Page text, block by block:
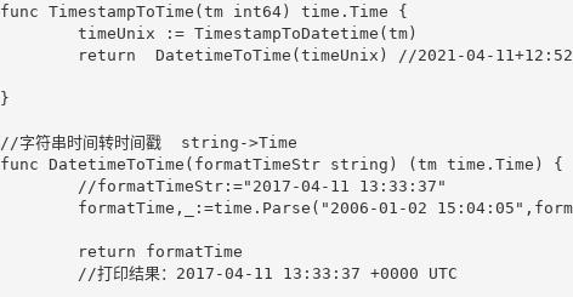
func TimestampToTime(tm int64) time.Time {
}
//字符串时间转时间戳  string->Time
func DatetimeToTime(formatTimeStr string) (tm time.Time) {